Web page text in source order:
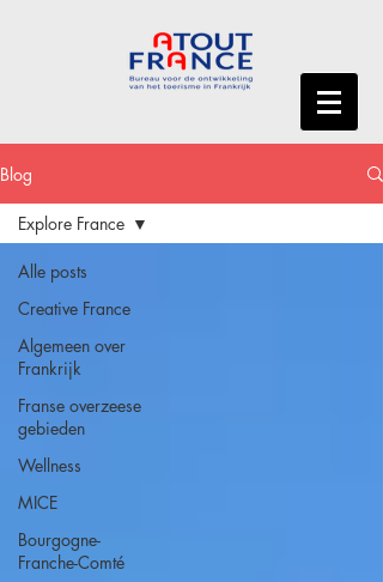
Blog
Alle posts
Creative France
Algemeen over
Frankrijk
Franse overzeese
gebieden
Wellness
MICE
Bourgogne-
Franche-Comté
Explore France